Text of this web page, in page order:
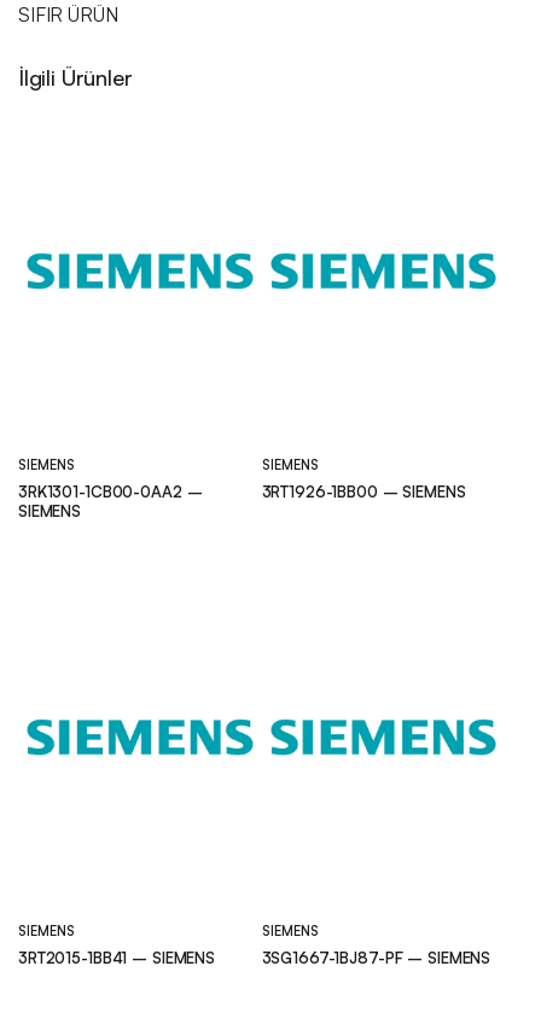
SIFIR ÜRÜN
İlgili Ürünler
SIEMENS
3RK1301-1CB00-0AA2 –
SIEMENS
SIEMENS
3RT1926-1BB00 – SIEMENS
SIEMENS
3RT2015-1BB41 – SIEMENS
SIEMENS
3SG1667-1BJ87-PF – SIEMENS